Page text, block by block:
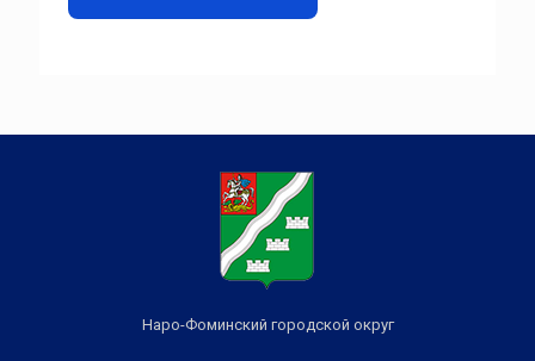
Наро-Фоминский городской округ